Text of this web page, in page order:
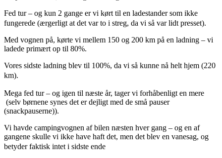
Fed tur – og kun 2 gange er vi kørt til en ladestander som ikke
fungerede (ærgerligt at det var to i streg, da vi så var lidt presset).
Med vognen på, kørte vi mellem 150 og 200 km på en ladning – vi
ladede primært op til 80%.
Vores sidste ladning blev til 100%, da vi så kunne nå helt hjem (220
km).
Mega fed tur – og igen til næste år, tager vi forhåbenligt en mere
(selv børnene synes det er dejligt med de små pauser
(snackpauserne)).
Vi havde campingvognen af bilen næsten hver gang – og en af
gangene skulle vi ikke have haft det, men det blev en vanesag, og
betyder faktisk intet i sidste ende